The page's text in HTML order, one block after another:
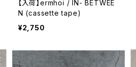
【入荷】ermhoi / IN- BETWEE
N (cassette tape)
¥2,750